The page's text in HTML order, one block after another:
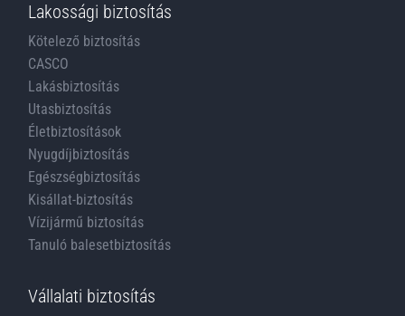
Lakossági biztosítás
Kötelező biztosítás
CASCO
Lakásbiztosítás
Utasbiztosítás
Életbiztosítások
Nyugdíjbiztosítás
Egészségbiztosítás
Kisállat-biztosítás
Vízijármű biztosítás
Tanuló balesetbiztosítás
Vállalati biztosítás